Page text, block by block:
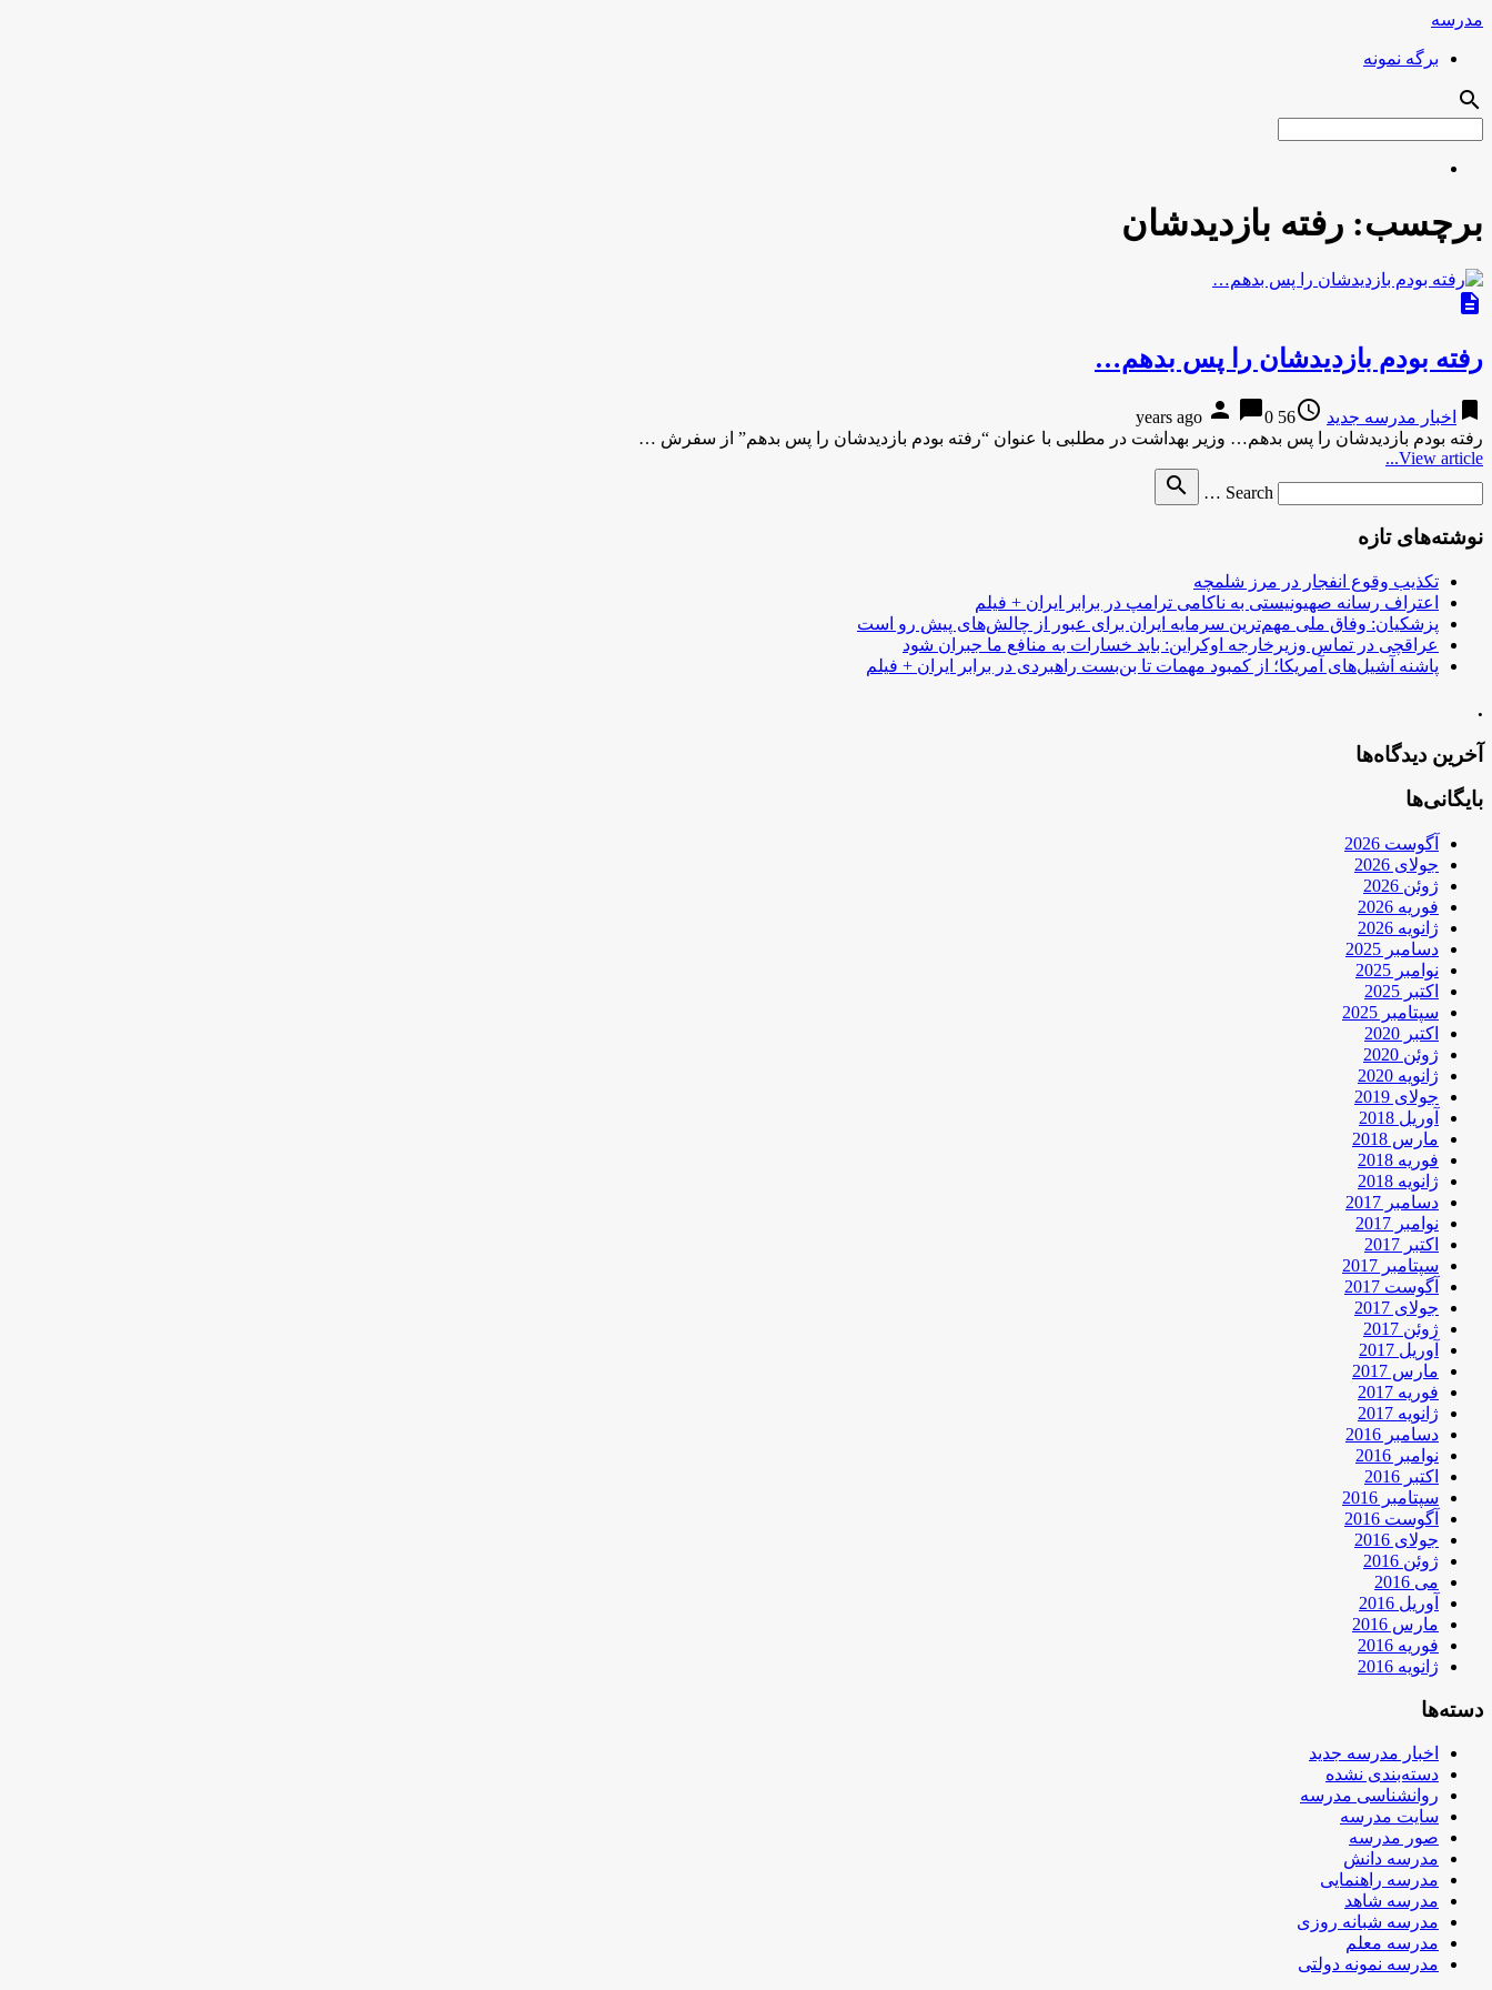
مدرسه
برگه نمونه
search
برچسب: رفته بازدیدشان
description
رفته بودم بازدیدشان را پس بدهم…
bookmark اخبار مدرسه جدید access_time
56 years ago
person chat_bubble0
رفته بودم بازدیدشان را پس بدهم… وزیر بهداشت در مطلبی با عنوان “رفته بودم بازدیدشان را پس بدهم” از سفرش …
View article...
Search …
search
نوشته‌های تازه
تکذیب وقوع انفجار در مرز شلمچه
اعتراف رسانه صهیونیستی به ناکامی ترامپ در برابر ایران + فیلم
پزشکیان: وفاق ملی مهم‌ترین سرمایه ایران برای عبور از چالش‌های پیش رو است
عراقچی در تماس وزیرخارجه اوکراین: باید خسارات به منافع ما جبران شود
پاشنه آشیل‌های آمریکا؛ از کمبود مهمات تا بن‌بست راهبردی در برابر ایران + فیلم
.
آخرین دیدگاه‌ها
بایگانی‌ها
آگوست 2026
جولای 2026
ژوئن 2026
فوریه 2026
ژانویه 2026
دسامبر 2025
نوامبر 2025
اکتبر 2025
سپتامبر 2025
اکتبر 2020
ژوئن 2020
ژانویه 2020
جولای 2019
آوریل 2018
مارس 2018
فوریه 2018
ژانویه 2018
دسامبر 2017
نوامبر 2017
اکتبر 2017
سپتامبر 2017
آگوست 2017
جولای 2017
ژوئن 2017
آوریل 2017
مارس 2017
فوریه 2017
ژانویه 2017
دسامبر 2016
نوامبر 2016
اکتبر 2016
سپتامبر 2016
آگوست 2016
جولای 2016
ژوئن 2016
می 2016
آوریل 2016
مارس 2016
فوریه 2016
ژانویه 2016
دسته‌ها
اخبار مدرسه جدید
دسته‌بندی نشده
روانشناسی مدرسه
سایت مدرسه
صور مدرسه
مدرسه دانش
مدرسه راهنمایی
مدرسه شاهد
مدرسه شبانه روزی
مدرسه معلم
مدرسه نمونه دولتی